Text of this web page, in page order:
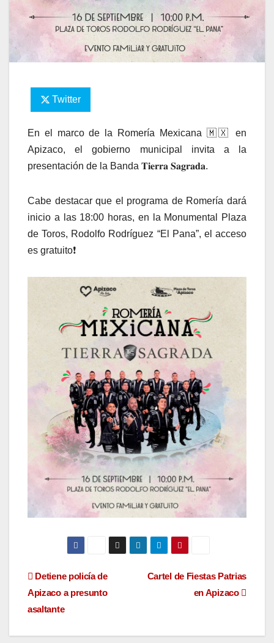
Twitter
En el marco de la Romería Mexicana 🇲🇽 en
Apizaco, el gobierno municipal invita a la
presentación de la Banda 𝐓𝐢𝐞𝐫𝐫𝐚 𝐒𝐚𝐠𝐫𝐚𝐝𝐚.
Cabe destacar que el programa de Romería dará
inicio a las 18:00 horas, en la Monumental Plaza
de Toros, Rodolfo Rodríguez “El Pana”, el acceso
es gratuito❗️
Navegación
de
entradas
Cartel de Fiestas Patrias
en Apizaco
Detiene policía de
Apizaco a presunto
asaltante